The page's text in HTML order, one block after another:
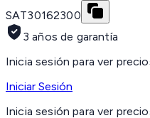
SAT30162300
3 años de garantía
Inicia sesión para ver
Iniciar Sesión
Inicia sesión para ver